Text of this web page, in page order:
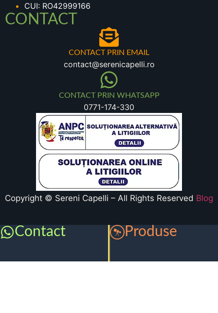
CUI: RO42999166
CONTACT
CONTACT PRIN EMAIL
contact@serenicapelli.ro
CONTACT PRIN WHATSAPP
0771-174-330
Copyright © Sereni Capelli – All Rights Reserved Blog
Contact Produse